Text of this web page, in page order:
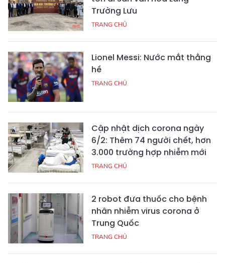
Trường Lưu
TRANG CHỦ
Lionel Messi: Nước mắt thằng
hề
TRANG CHỦ
Cập nhật dịch corona ngày
6/2: Thêm 74 người chết, hơn
3.000 trường hợp nhiễm mới
TRANG CHỦ
2 robot đưa thuốc cho bệnh
nhân nhiễm virus corona ở
Trung Quốc
TRANG CHỦ